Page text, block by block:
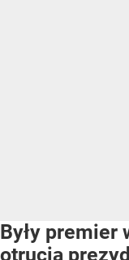
Były premier
otrucia